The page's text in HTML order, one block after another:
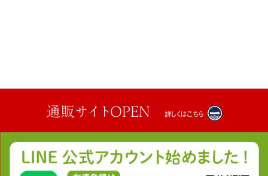
通販サイトOPEN 詳しくはこちら